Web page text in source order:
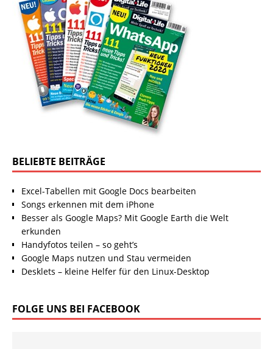
BELIEBTE BEITRÄGE
Excel-Tabellen mit Google Docs bearbeiten
Songs erkennen mit dem iPhone
Besser als Google Maps? Mit Google Earth die Welt
erkunden
Handyfotos teilen – so geht’s
Google Maps nutzen und Stau vermeiden
Desklets – kleine Helfer für den Linux-Desktop
FOLGE UNS BEI FACEBOOK